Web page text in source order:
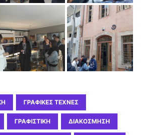
ΓΡΑΦΙΚΈΣ ΤΈΧΝΕΣ
ΓΡΑΦΙΣΤΙΚΉ ΔΙΑΚΌΣΜΗΣΗ